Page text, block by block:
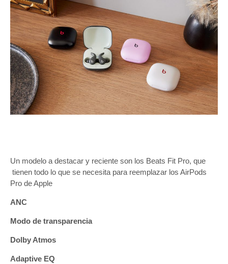
Un modelo a destacar y reciente son los Beats Fit Pro, que
tienen todo lo que se necesita para reemplazar los AirPods
Pro de Apple
ANC
Modo de transparencia
Dolby Atmos
Adaptive EQ